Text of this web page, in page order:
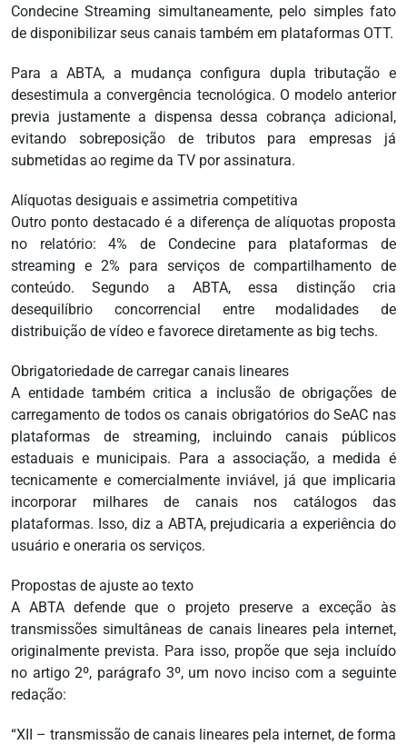
Condecine Streaming simultaneamente, pelo simples fato
de disponibilizar seus canais também em plataformas OTT.
Para a ABTA, a mudança configura dupla tributação e
desestimula a convergência tecnológica. O modelo anterior
previa justamente a dispensa dessa cobrança adicional,
evitando sobreposição de tributos para empresas já
submetidas ao regime da TV por assinatura.
Alíquotas desiguais e assimetria competitiva
Outro ponto destacado é a diferença de alíquotas proposta
no relatório: 4% de Condecine para plataformas de
streaming e 2% para serviços de compartilhamento de
conteúdo. Segundo a ABTA, essa distinção cria
desequilíbrio concorrencial entre modalidades de
distribuição de vídeo e favorece diretamente as big techs.
Obrigatoriedade de carregar canais lineares
A entidade também critica a inclusão de obrigações de
carregamento de todos os canais obrigatórios do SeAC nas
plataformas de streaming, incluindo canais públicos
estaduais e municipais. Para a associação, a medida é
tecnicamente e comercialmente inviável, já que implicaria
incorporar milhares de canais nos catálogos das
plataformas. Isso, diz a ABTA, prejudicaria a experiência do
usuário e oneraria os serviços.
Propostas de ajuste ao texto
A ABTA defende que o projeto preserve a exceção às
transmissões simultâneas de canais lineares pela internet,
originalmente prevista. Para isso, propõe que seja incluído
no artigo 2º, parágrafo 3º, um novo inciso com a seguinte
redação:
“XII – transmissão de canais lineares pela internet, de forma